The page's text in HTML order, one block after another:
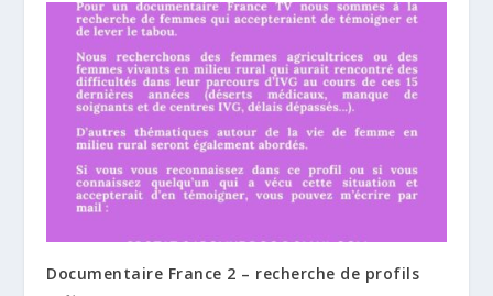
Documentaire France 2 – recherche de profils